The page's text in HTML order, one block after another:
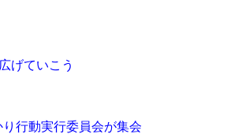
ていこう
委員会が集会